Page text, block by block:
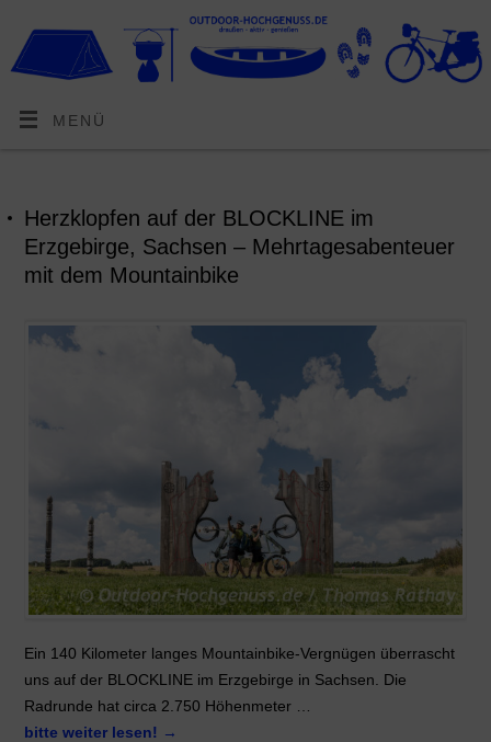
MENÜ
Herzklopfen auf der BLOCKLINE im
Erzgebirge, Sachsen – Mehrtagesabenteuer
mit dem Mountainbike
Ein 140 Kilometer langes Mountainbike-Vergnügen überrascht
uns auf der BLOCKLINE im Erzgebirge in Sachsen. Die
Radrunde hat circa 2.750 Höhenmeter …
bitte weiter lesen! →